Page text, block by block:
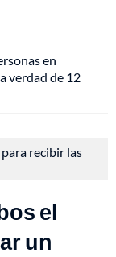
en
verdad de 12
para recibir las
el
un